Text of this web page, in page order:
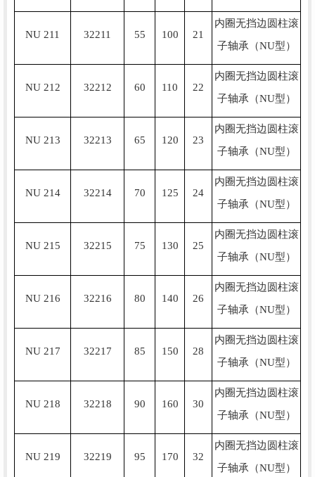
NU 211 32211 55 100 21
内圈无挡边圆柱滚
子轴承（NU型）
NU 212 32212 60 110 22
内圈无挡边圆柱滚
子轴承（NU型）
NU 213 32213 65 120 23
内圈无挡边圆柱滚
子轴承（NU型）
NU 214 32214 70 125 24
内圈无挡边圆柱滚
子轴承（NU型）
NU 215 32215 75 130 25
内圈无挡边圆柱滚
子轴承（NU型）
NU 216 32216 80 140 26
内圈无挡边圆柱滚
子轴承（NU型）
NU 217 32217 85 150 28
内圈无挡边圆柱滚
子轴承（NU型）
NU 218 32218 90 160 30
内圈无挡边圆柱滚
子轴承（NU型）
NU 219 32219 95 170 32
内圈无挡边圆柱滚
子轴承（NU型）